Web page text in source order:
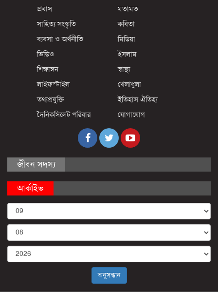
প্রবাস
মতামত
সাহিত্য সংস্কৃতি
কবিতা
ব্যবসা ও অর্থনীতি
মিডিয়া
ভিডিও
ইসলাম
শিক্ষাঙ্গন
স্বাস্থ্য
লাইফস্টাইল
খেলাধুলা
তথ্যপ্রযুক্তি
ইতিহাস ঐতিহ্য
দৈনিকসিলেট পরিবার
যোগাযোগ
জীবন সদস্য
আর্কাইভ